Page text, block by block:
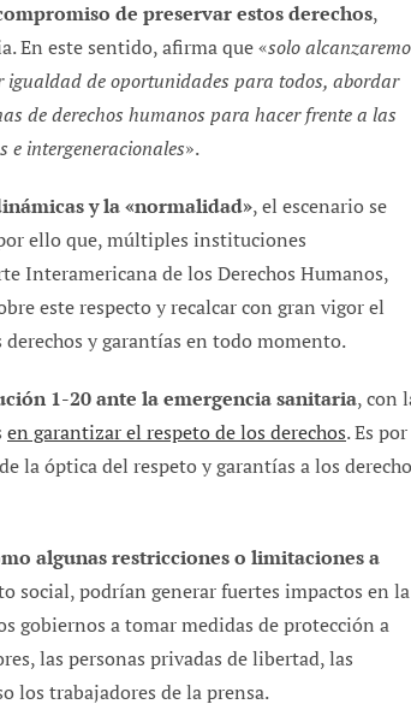
de preservar estos derechos,
En este sentido, afirma que «solo
igualdad de oportunidades para todos, abordar
de derechos humanos para hacer frente a las
intergeneracionales».
y la «normalidad», el escenario se
ello que, múltiples instituciones
Interamericana de los Derechos Humanos,
este respecto y recalcar con gran vigor el
y garantías en todo momento.
1-20 ante la emergencia sanitaria, con
en garantizar el respeto de los derechos. Es por
la óptica del respeto y garantías a los
algunas restricciones o limitaciones a
social, podrían generar fuertes impactos en la
gobiernos a tomar medidas de protección a
las personas privadas de libertad, las
los trabajadores de la prensa.